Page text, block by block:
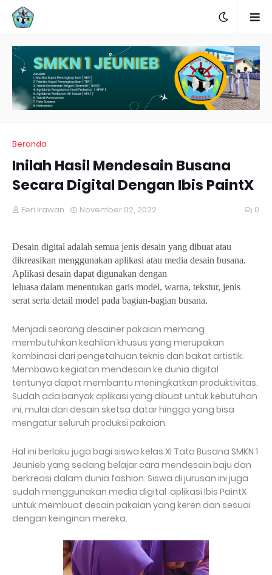
Beranda
Inilah Hasil Mendesain Busana
Secara Digital Dengan Ibis PaintX
Feri Irawan November 02, 2022 0
Desain digital adalah semua jenis desain yang dibuat atau
dikreasikan menggunakan aplikasi atau media desain busana.
Aplikasi desain dapat digunakan dengan
leluasa dalam menentukan garis model, warna, tekstur, jenis
serat serta detail model pada bagian-bagian busana.
Menjadi seorang desainer pakaian memang
membutuhkan keahlian khusus yang merupakan
kombinasi dari pengetahuan teknis dan bakat artistik.
Membawa kegiatan mendesain ke dunia digital
tentunya dapat membantu meningkatkan produktivitas.
Sudah ada banyak aplikasi yang dibuat untuk kebutuhan
ini, mulai dari desain sketsa datar hingga yang bisa
mengatur seluruh produksi pakaian.
Hal ini berlaku juga bagi siswa kelas XI Tata Busana SMKN 1
Jeunieb yang sedang belajar cara mendesain baju dan
berkreasi dalam dunia fashion. Siswa di jurusan ini juga
sudah menggunakan media digital aplikasi Ibis PaintX
untuk membuat desain pakaian yang keren dan sesuai
dengan keinginan mereka.